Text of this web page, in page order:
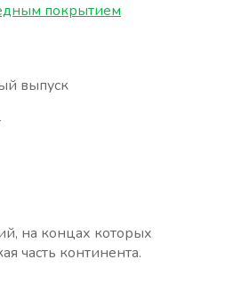
покрытием
выпуск
на концах которых
часть континента.